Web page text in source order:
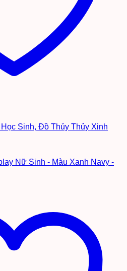
Sinh, Đồ Thủy Thủy Xinh